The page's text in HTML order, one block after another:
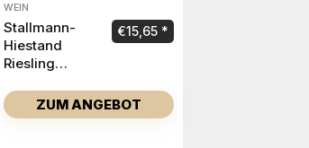
WEIN
Stallmann-
Hiestand
Riesling
Spätlese 2023
€15,65
ZUM ANGEBOT